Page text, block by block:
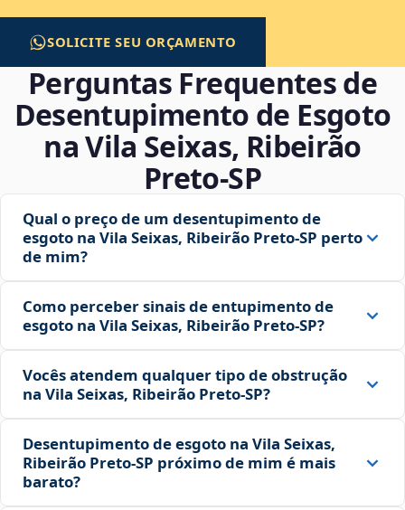
SOLICITE SEU ORÇAMENTO
Perguntas Frequentes de
Desentupimento de Esgoto
na Vila Seixas, Ribeirão
Preto‑SP
Qual o preço de um desentupimento de
esgoto na Vila Seixas, Ribeirão Preto‑SP perto
de mim?
Como perceber sinais de entupimento de
esgoto na Vila Seixas, Ribeirão Preto‑SP?
Vocês atendem qualquer tipo de obstrução
na Vila Seixas, Ribeirão Preto‑SP?
Desentupimento de esgoto na Vila Seixas,
Ribeirão Preto‑SP próximo de mim é mais
barato?